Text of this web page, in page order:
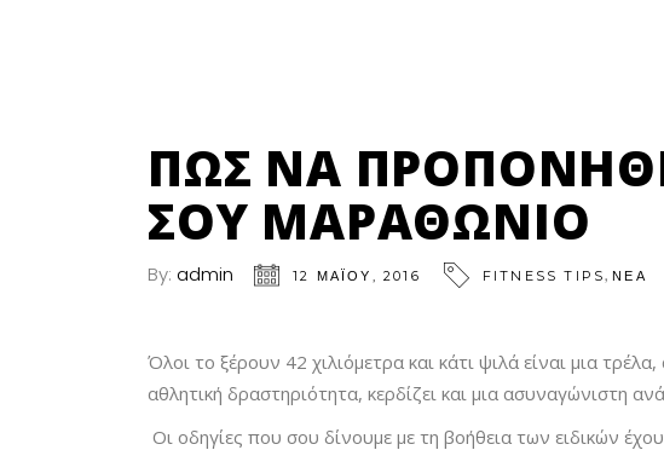
ΠΏΣ ΝΑ
ΣΟΥ ΜΑΡΑΘΏΝΙΟ
By: admin 12 ΜΑΪ́ΟΥ, 2016 FITNESS TIPS,ΝΕΑ
Όλοι το ξέρουν 42 χιλιόμετρα και κάτι ψιλά είναι μια
αθλητική δραστηριότητα, κερδίζει και μια ασυναγώνιστη
Οι οδηγίες που σου δίνουμε με τη βοήθεια των ειδικών